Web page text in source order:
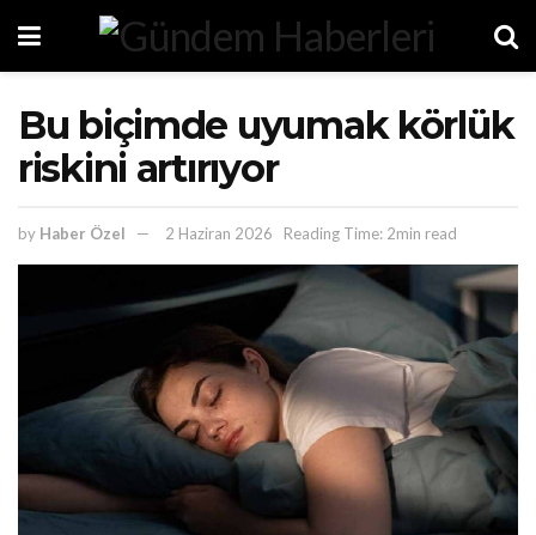
Bu biçimde uyumak körlük
riskini artırıyor
by Haber Özel 2 Haziran 2026 Reading Time: 2min read